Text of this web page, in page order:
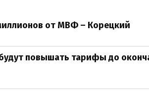
от МВФ – Корецкий
повышать тарифы до